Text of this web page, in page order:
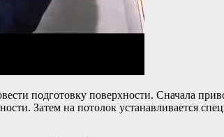
подготовку поверхности. Сначала
Затем на потолок устанавливается